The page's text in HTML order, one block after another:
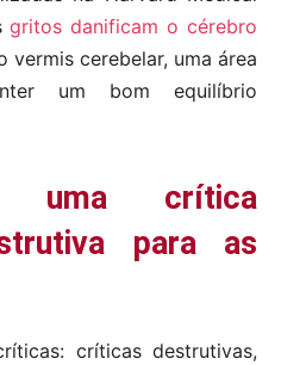
gritos danificam o cérebro
vermis cerebelar, uma área
um bom equilíbrio
uma crítica
para as
críticas destrutivas,